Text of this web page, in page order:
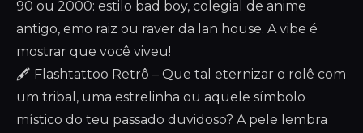
90 ou 2000: estilo bad boy, colegial de anime
antigo, emo raiz ou raver da lan house. A vibe é
mostrar que você viveu!
🖋️ Flashtattoo Retrô – Que tal eternizar o rolê com
um tribal, uma estrelinha ou aquele símbolo
místico do teu passado duvidoso? A pele lembra